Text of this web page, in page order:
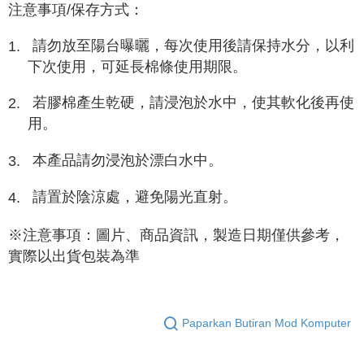
注意事項/保存方式：
1.
請勿放至陽台曝曬，每次使用後請保持水分，以利
下次使用，可延長棉條使用期限。
2.
若膠棉產生乾硬，請浸泡於水中，使其軟化後再使
用。
3. 本產品請勿浸泡於漂白水中。
4. 請置於陰涼處，避免陽光直射。
※注意事項：圖片、商品資訊，製造日期僅供參考，
實際以出貨包裝為準
Paparkan Butiran Mod Komputer